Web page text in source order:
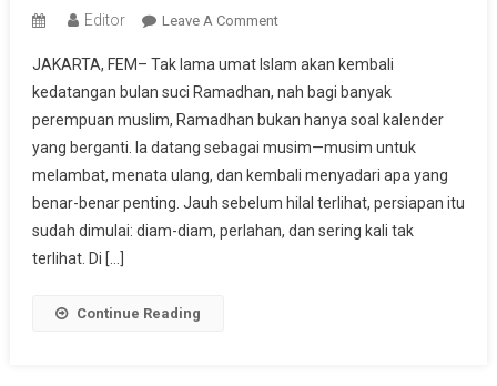
Editor Leave A CommentOn
Hati,
Tubuh,
Dan
Rumah:
Cara
Perempuan
Muslim
JAKARTA, FEM– Tak lama umat Islam akan kembali
kedatangan bulan suci Ramadhan, nah bagi banyak
perempuan muslim, Ramadhan bukan hanya soal kalender
yang berganti. Ia datang sebagai musim—musim untuk
melambat, menata ulang, dan kembali menyadari apa yang
benar-benar penting. Jauh sebelum hilal terlihat, persiapan itu
sudah dimulai: diam-diam, perlahan, dan sering kali tak
terlihat. Di […]
Continue Reading